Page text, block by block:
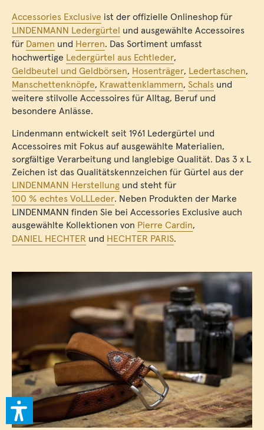
Accessories Exclusive ist der offizielle Onlineshop für
LINDENMANN Ledergürtel und ausgewählte Accessoires
für Damen und Herren. Das Sortiment umfasst
hochwertige Ledergürtel aus Echtleder,
Geldbeutel und Geldbörsen, Hosenträger, Ledertaschen,
Manschettenknöpfe, Krawattenklammern, Schals und
weitere stilvolle Accessoires für Alltag, Beruf und
besondere Anlässe.
Lindenmann entwickelt seit 1961 Ledergürtel und
Accessoires mit Fokus auf ausgewählte Materialien,
sorgfältige Verarbeitung und langlebige Qualität. Das 3 x L
Zeichen ist das Qualitätskennzeichen für Gürtel aus der
LINDENMANN Herstellung und steht für
100 % echtes VoLLLeder. Neben Produkten der Marke
LINDENMANN finden Sie bei Accessories Exclusive auch
ausgewählte Kollektionen von Pierre Cardin,
DANIEL HECHTER und HECHTER PARIS.